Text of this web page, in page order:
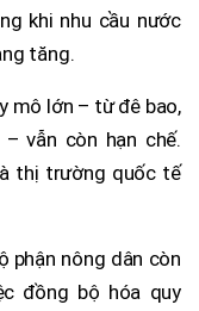
khi nhu cầu nước
tăng.
mô lớn – từ đê bao,
vẫn còn hạn chế.
thị trường quốc tế
phận nông dân còn
đồng bộ hóa quy